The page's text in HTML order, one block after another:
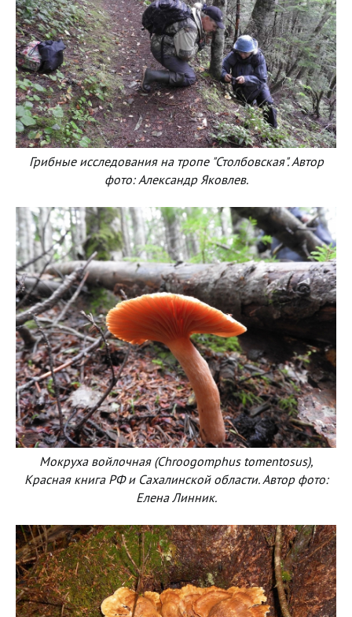
Грибные исследования на тропе "Столбовская". Автор
фото: Александр Яковлев.
Мокруха войлочная (Chroogomphus tomentosus),
Красная книга РФ и Сахалинской области. Автор фото:
Елена Линник.